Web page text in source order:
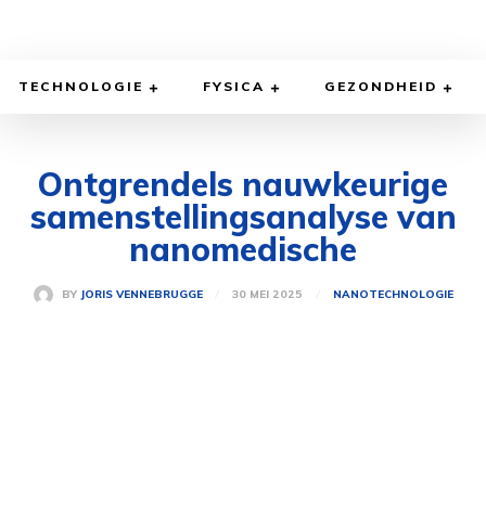
TECHNOLOGIE FYSICA GEZONDHEID
Ontgrendels nauwkeurige
samenstellingsanalyse van
nanomedische
BY JORIS VENNEBRUGGE 30 MEI 2025 NANOTECHNOLOGIE